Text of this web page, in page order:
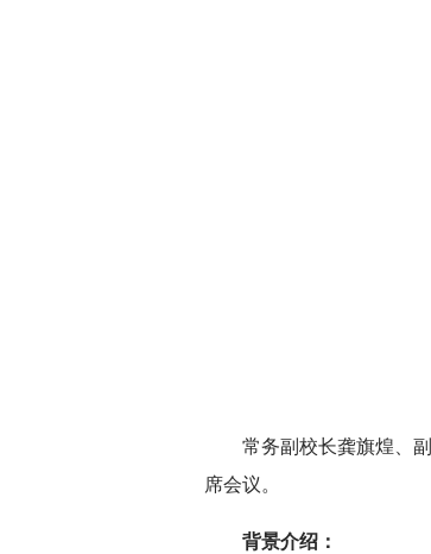
常务副校长龚旗煌、
席会议。
背景介绍：